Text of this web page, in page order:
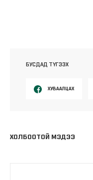
БУСДАД ТҮГЭЭХ
ХУВААЛЦАХ
ХОЛБООТОЙ МЭДЭЭ